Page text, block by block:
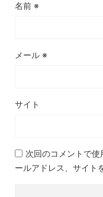
名前 ※
メール ※
サイト
次回のコメントで
ールアドレス、サイト